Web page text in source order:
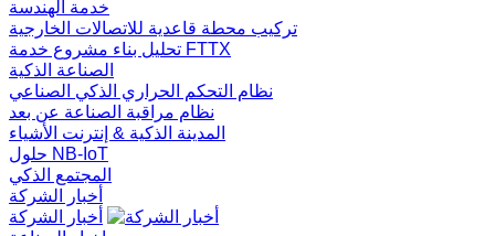
خدمة الهندسة
تركيب محطة قاعدية للاتصالات الخارجية
تحليل بناء مشروع خدمة FTTX
الصناعة الذكية
نظام التحكم الحراري الذكي الصناعي
نظام مراقبة الصناعة عن بعد
المدينة الذكية & إنترنت الأشياء
حلول NB-IoT
المجتمع الذكي
أخبار الشركة
أخبار الشركة